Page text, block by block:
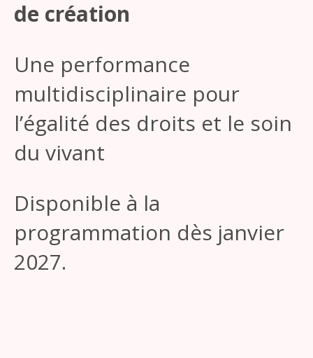
de création
Une performance
multidisciplinaire pour
l’égalité des droits et le soin
du vivant
Disponible à la
programmation dès janvier
2027.